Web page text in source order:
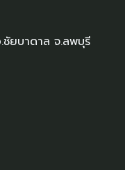
ยบาดาล จ.ลพบุรี